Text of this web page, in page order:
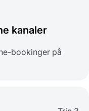
kanaler
bookinger på